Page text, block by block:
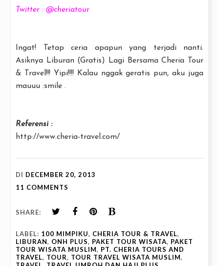
Twitter : @cheriatour
Ingat! Tetap ceria apapun yang terjadi nanti.
Asiknya Liburan (Gratis) Lagi Bersama Cheria Tour
& Travel!!! Yipi!!!! Kalau nggak geratis pun, aku juga
mauuu :smile .
Referensi :
http://www.cheria-travel.com/
DI DECEMBER 20, 2013
11 COMMENTS
SHARE:
LABEL: 100 MIMPIKU, CHERIA TOUR & TRAVEL,
LIBURAN, ONH PLUS, PAKET TOUR WISATA, PAKET
TOUR WISATA MUSLIM, PT. CHERIA TOURS AND
TRAVEL, TOUR, TOUR TRAVEL WISATA MUSLIM,